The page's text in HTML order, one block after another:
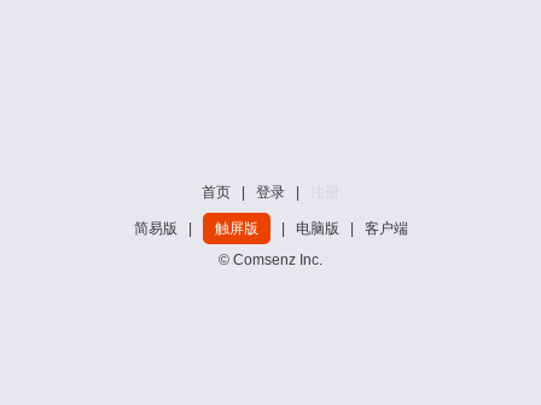
首页 登录
简易版 触屏版 电脑版
客户端
© Comsenz Inc.